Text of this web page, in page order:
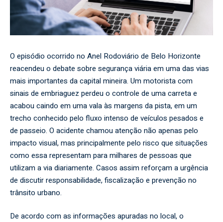
O episódio ocorrido no Anel Rodoviário de Belo Horizonte
reacendeu o debate sobre segurança viária em uma das vias
mais importantes da capital mineira. Um motorista com
sinais de embriaguez perdeu o controle de uma carreta e
acabou caindo em uma vala às margens da pista, em um
trecho conhecido pelo fluxo intenso de veículos pesados e
de passeio. O acidente chamou atenção não apenas pelo
impacto visual, mas principalmente pelo risco que situações
como essa representam para milhares de pessoas que
utilizam a via diariamente. Casos assim reforçam a urgência
de discutir responsabilidade, fiscalização e prevenção no
trânsito urbano.
De acordo com as informações apuradas no local, o